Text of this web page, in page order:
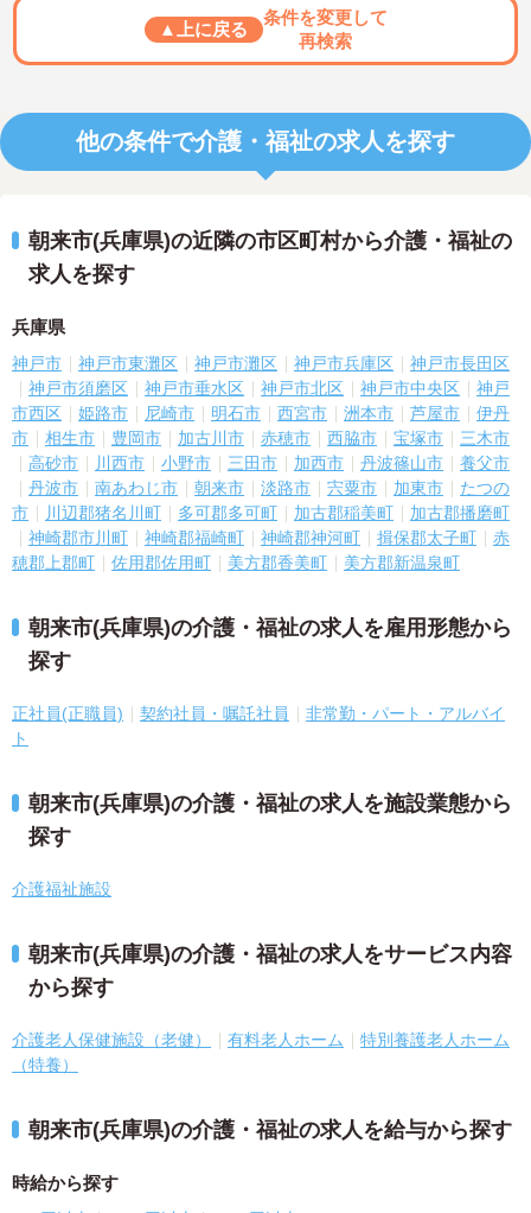
▲上に戻る
条件を変更して
再検索
他の条件で介護・福祉の求人を探す
朝来市(兵庫県)の近隣の市区町村から介護・福祉の
求人を探す
兵庫県
神戸市 神戸市東灘区 神戸市灘区 神戸市兵庫区
神戸市長田区
神戸市須磨区
神戸市垂水区 神戸市北区 神戸市中央区
神戸
市西区
姫路市 尼崎市 明石市 西宮市 洲本市 芦屋市
伊丹
市
相生市 豊岡市 加古川市 赤穂市 西脇市 宝塚市
三木市
高砂市
川西市 小野市 三田市 加西市 丹波篠山市
養父市
丹波市
南あわじ市 朝来市 淡路市 宍粟市 加東市
たつの
市
川辺郡猪名川町 多可郡多可町 加古郡稲美町
加古郡播磨町
神崎郡市川町
神崎郡福崎町 神崎郡神河町 揖保郡太子町
赤
穂郡上郡町
佐用郡佐用町 美方郡香美町 美方郡新温泉町
朝来市(兵庫県)の介護・福祉の求人を雇用形態から
探す
正社員(正職員) 契約社員・嘱託社員
非常勤・パート・アルバイ
ト
朝来市(兵庫県)の介護・福祉の求人を施設業態から
探す
介護福祉施設
朝来市(兵庫県)の介護・福祉の求人をサービス内容
から探す
介護老人保健施設（老健） 有料老人ホーム
特別養護老人ホーム
（特養）
朝来市(兵庫県)の介護・福祉の求人を給与から探す
時給から探す